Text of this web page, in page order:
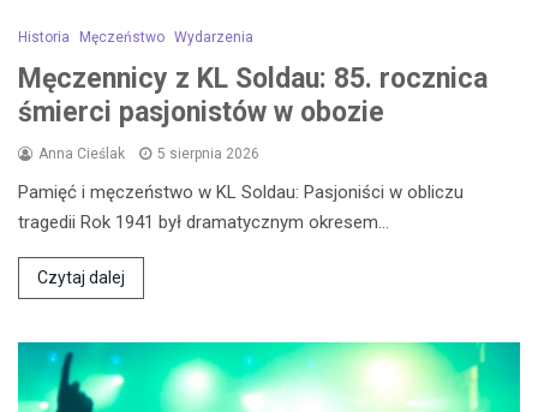
Historia Męczeństwo Wydarzenia
Męczennicy z KL Soldau: 85. rocznica
śmierci pasjonistów w obozie
Anna Cieślak 5 sierpnia 2026
Pamięć i męczeństwo w KL Soldau: Pasjoniści w obliczu
tragedii Rok 1941 był dramatycznym okresem…
Czytaj dalej